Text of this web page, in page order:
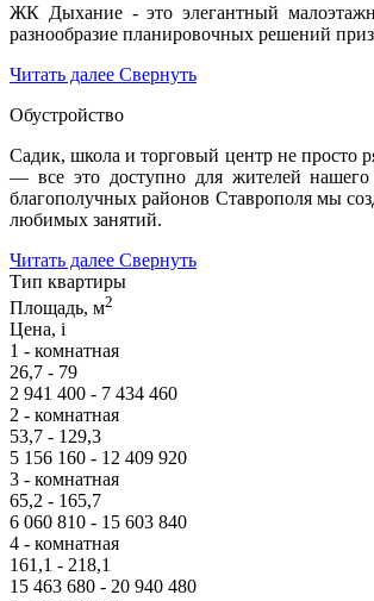
ЖК Дыхание - это элегантный
разнообразие планировочных решений
Читать далее Свернуть
Обустройство
Садик, школа и торговый центр не просто
— все это доступно для жителей
благополучных районов Ставрополя мы
любимых занятий.
Читать далее Свернуть
Тип квартиры
Площадь, м2
Цена, i
1 - комнатная
26,7 - 79
2 941 400 - 7 434 460
2 - комнатная
53,7 - 129,3
5 156 160 - 12 409 920
3 - комнатная
65,2 - 165,7
6 060 810 - 15 603 840
4 - комнатная
161,1 - 218,1
15 463 680 - 20 940 480